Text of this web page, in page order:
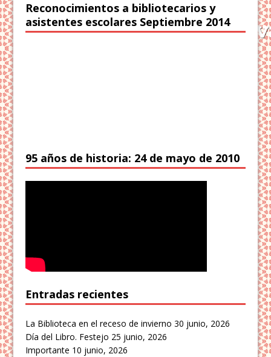
Reconocimientos a bibliotecarios y
asistentes escolares Septiembre 2014
95 años de historia: 24 de mayo de 2010
Entradas recientes
La Biblioteca en el receso de invierno 30 junio, 2026
Día del Libro. Festejo 25 junio, 2026
Importante 10 junio, 2026